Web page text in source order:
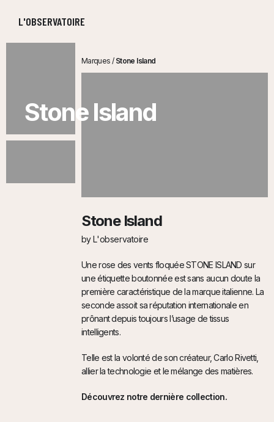
L'OBSERVATOIRE
Stone Island
Marques / Stone Island
Stone Island
by L'observatoire
Une rose des vents floquée STONE ISLAND sur
une étiquette boutonnée est sans aucun doute la
première caractéristique de la marque italienne. La
seconde assoit sa réputation internationale en
prônant depuis toujours l’usage de tissus
intelligents.
Telle est la volonté de son créateur, Carlo Rivetti,
allier la technologie et le mélange des matières.
Découvrez notre dernière collection.